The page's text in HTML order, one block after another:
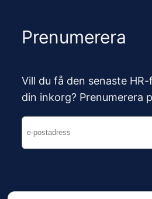
Prenumerera
Vill du få den senaste
din inkorg? Prenumerera